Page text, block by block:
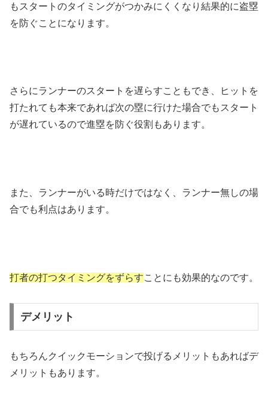
もスタートのタイミングがつかみにくくなり結果的に盗塁
を防ぐことになります。
さらにランナーのスタートを遅らすこともでき、ヒットを
打たれても本来であれば次の塁に行けた場合でもスタート
が遅れているので進塁を防ぐ役割もあります。
また、ランナーがいる時だけではなく、ランナー無しの場
合でも利点はあります。
打者の打つタイミングをずらすことにも効果的なのです。
デメリット
もちろんクイックモーションで投げるメリットもあればデ
メリットもあります。